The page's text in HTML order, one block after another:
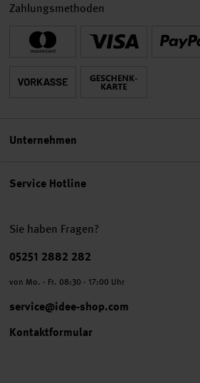
Service Hotline
Sie haben Fragen?
Telefonnummer
05251 2882 282
von Mo. - Fr. 08:30 - 17:00 Uhr
service@idee-shop.com
Kontaktformular
Zahlungsmethoden
Unternehmen